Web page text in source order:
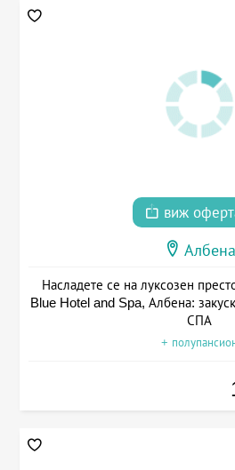
виж
Албена
Насладете се на луксозен
Blue Hotel and Spa, Албена:
СПА
+